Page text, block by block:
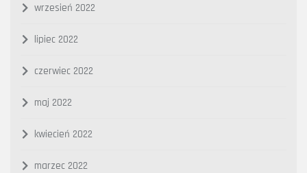
wrzesień 2022
lipiec 2022
czerwiec 2022
maj 2022
kwiecień 2022
marzec 2022